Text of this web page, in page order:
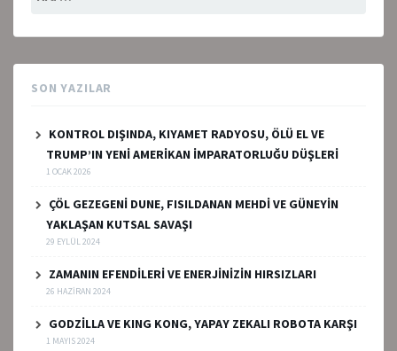
SON YAZILAR
KONTROL DIŞINDA, KIYAMET RADYOSU, ÖLÜ EL VE
TRUMP’IN YENİ AMERİKAN İMPARATORLUĞU DÜŞLERİ
1 OCAK 2026
ÇÖL GEZEGENİ DUNE, FISILDANAN MEHDİ VE GÜNEYİN
YAKLAŞAN KUTSAL SAVAŞI
29 EYLÜL 2024
ZAMANIN EFENDİLERİ VE ENERJİNİZİN HIRSIZLARI
26 HAZIRAN 2024
GODZİLLA VE KING KONG, YAPAY ZEKALI ROBOTA KARŞI
1 MAYIS 2024